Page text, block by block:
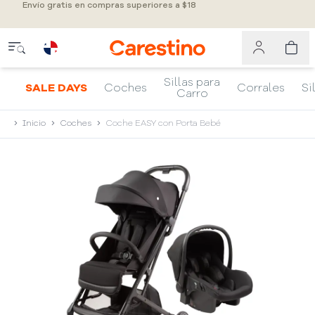
Envío gratis en compras superiores a $18
SALE DAYS Coches
Sillas para
Carro
Corrales
Inicio Coches Coche EASY con Porta Bebé